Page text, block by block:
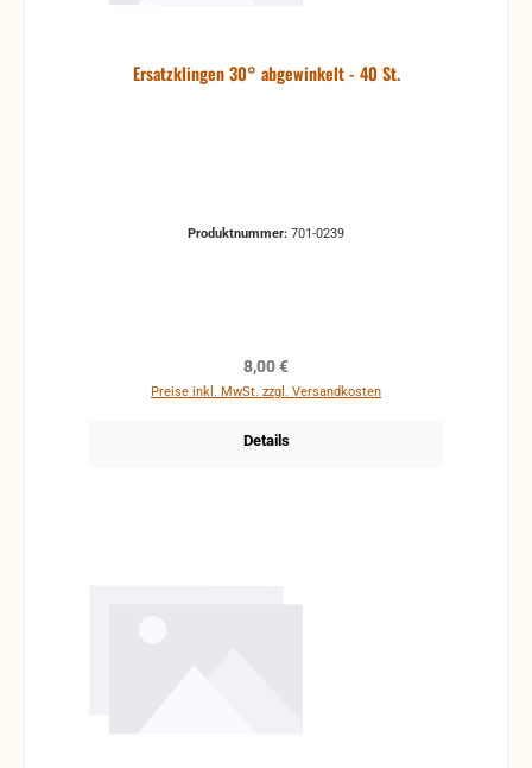
Ersatzklingen 30° abgewinkelt - 40 St.
Produktnummer: 701-0239
Regulärer Preis:
8,00 €
Preise inkl. MwSt. zzgl. Versandkosten
Details